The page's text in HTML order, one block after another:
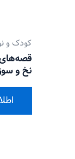
کودک و
قصه‌های
نخ و